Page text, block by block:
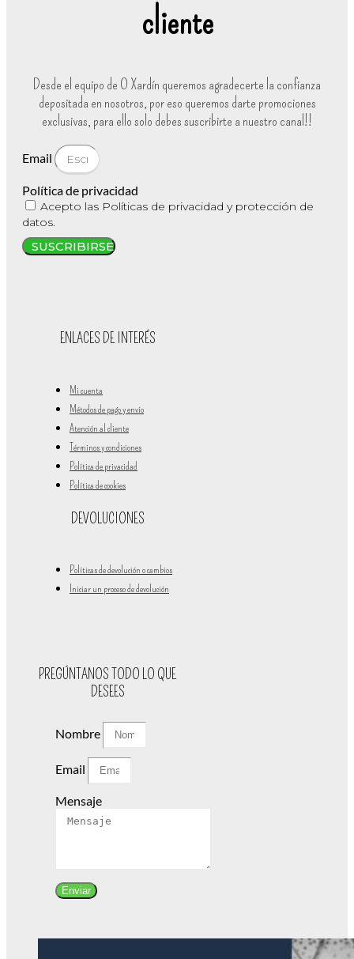
cliente
Desde el equipo de O Xardín queremos agradecerte la confianza
depositada en nosotros, por eso queremos darte promociones
exclusivas, para ello solo debes suscribirte a nuestro canal!!
Email
Política de privacidad
Acepto las Políticas de privacidad y protección de
datos.
SUSCRIBIRSE
ENLACES DE INTERÉS
Mi cuenta
Métodos de pago y envío
Atención al cliente
Términos y condiciones
Política de privacidad
Política de cookies
DEVOLUCIONES
Políticas de devolución o cambios
Iniciar un proceso de devolución
PREGÚNTANOS TODO LO QUE
DESEES
Nombre
Email
Mensaje
Enviar